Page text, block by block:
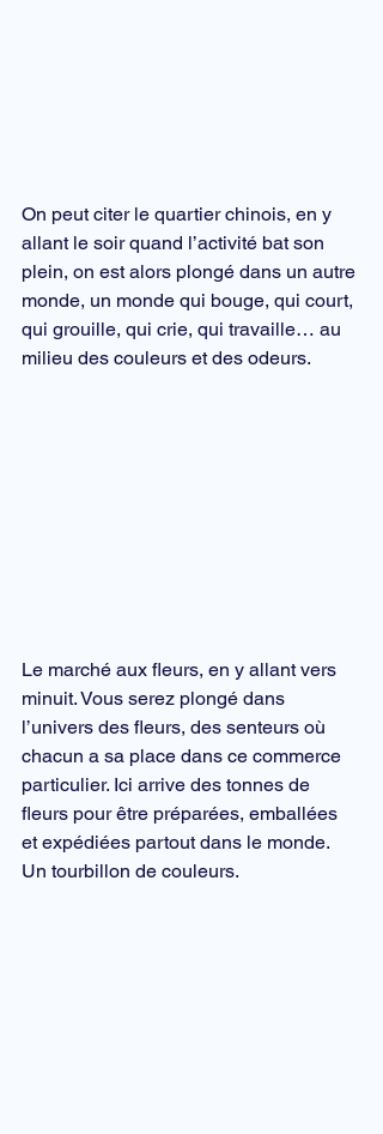
On peut citer le quartier chinois, en y
allant le soir quand l’activité bat son
plein, on est alors plongé dans un autre
monde, un monde qui bouge, qui court,
qui grouille, qui crie, qui travaille… au
milieu des couleurs et des odeurs.
Le marché aux fleurs, en y allant vers
minuit. Vous serez plongé dans
l’univers des fleurs, des senteurs où
chacun a sa place dans ce commerce
particulier. Ici arrive des tonnes de
fleurs pour être préparées, emballées
et expédiées partout dans le monde.
Un tourbillon de couleurs.